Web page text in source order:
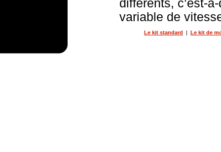
différents, c’est-
variable de
Le kit standard | Le kit de